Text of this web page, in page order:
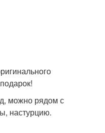
можно рядом с
настурцию.